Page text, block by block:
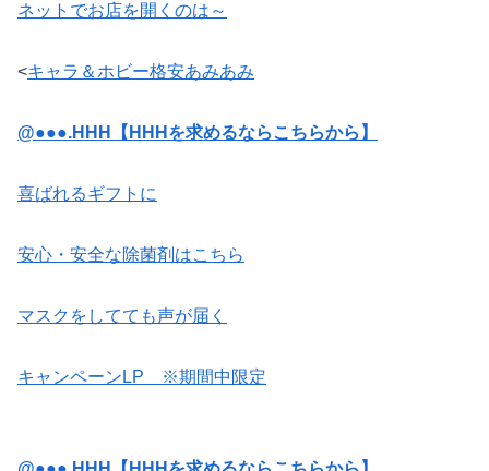
ネットでお店を開くのは～
<キャラ＆ホビー格安あみあみ
@●●●.HHH【HHHを求めるならこちらから】
喜ばれるギフトに
安心・安全な除菌剤はこちら
マスクをしてても声が届く
キャンペーンLP ※期間中限定